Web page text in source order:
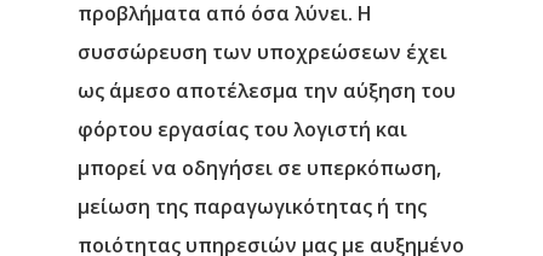
προβλήματα από όσα λύνει. Η
συσσώρευση των υποχρεώσεων έχει
ως άμεσο αποτέλεσμα την αύξηση του
φόρτου εργασίας του λογιστή και
μπορεί να οδηγήσει σε υπερκόπωση,
μείωση της παραγωγικότητας ή της
ποιότητας υπηρεσιών μας με αυξημένο